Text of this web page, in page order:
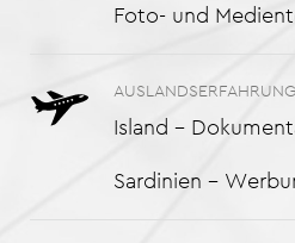
Foto- und
AUSLANDSERFAHRUNG
Island –
Sardinien –